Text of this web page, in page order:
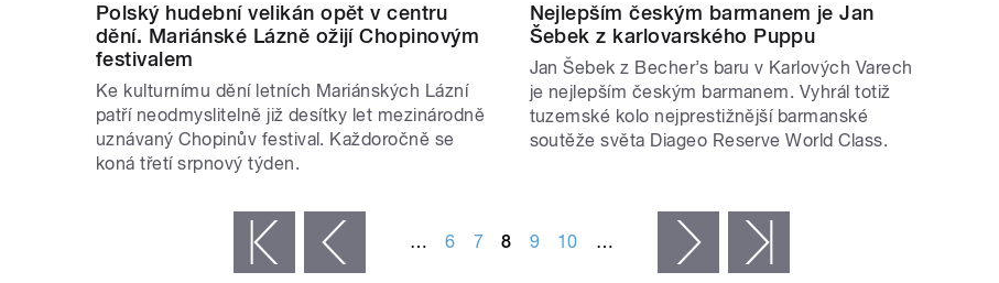
Polský hudební velikán opět v centru
dění. Mariánské Lázně ožijí Chopinovým
festivalem
Ke kulturnímu dění letních Mariánských Lázní
patří neodmyslitelně již desítky let mezinárodně
uznávaný Chopinův festival. Každoročně se
koná třetí srpnový týden.
Nejlepším českým barmanem je Jan
Šebek z karlovarského Puppu
Jan Šebek z Becher’s baru v Karlových Varech
je nejlepším českým barmanem. Vyhrál totiž
tuzemské kolo nejprestižnější barmanské
soutěže světa Diageo Reserve World Class.
‹ předchozí … 6 7 8 9 10 … následující ›